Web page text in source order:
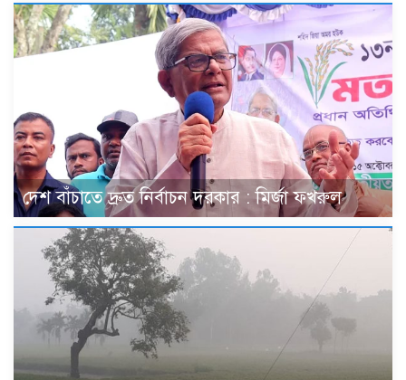
দেশ বাঁচাতে দ্রুত নির্বাচন দরকার : মির্জা ফখরুল